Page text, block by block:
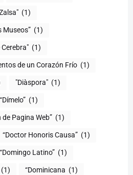
(1)
Museos” (1)
(1)
de un Corazón Frío (1)
(1)
“Dímelo” (1)
Pagina Web” (1)
“Doctor Honoris Causa” (1)
“Domingo Latino” (1)
(1) “Dominicana (1)